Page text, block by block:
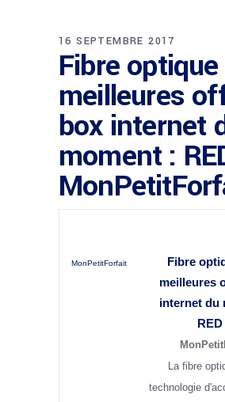
16 SEPTEMBRE 2017
Fibre
meilleures
box internet
moment :
MonPetitForfait
Fibre
meilleures
internet du
La fibre
technologie